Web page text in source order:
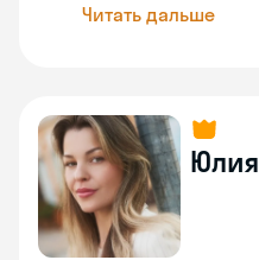
Читать дальше
Юлия